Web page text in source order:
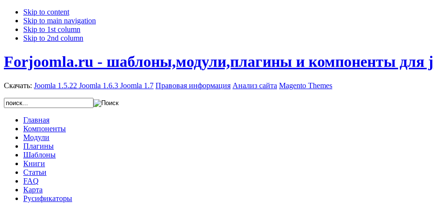
Skip to content
Skip to main navigation
Skip to 1st column
Skip to 2nd column
Forjoomla.ru - шаблоны,модули,плагины и компоненты для
Скачать: Joomla 1.5.22 Joomla 1.6.3 Joomla 1.7 Правовая информация Анализ сайта Magento Themes
Главная
Компоненты
Модули
Плагины
Шаблоны
Книги
Статьи
FAQ
Карта
Русификаторы